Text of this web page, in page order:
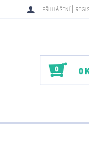
PŘIHLÁŠENÍ |
0 0